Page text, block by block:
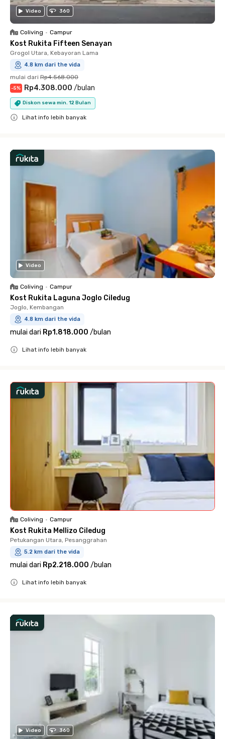
Video 360
Coliving • Campur
Kost Rukita Fifteen Senayan
Grogol Utara, Kebayoran Lama
4.8 km dari the vida
mulai dari Rp4.568.000
-5% Rp4.308.000 /bulan
Diskon sewa min. 12 Bulan
Lihat info lebih banyak
Video
Coliving • Campur
Kost Rukita Laguna Joglo Ciledug
Joglo, Kembangan
4.8 km dari the vida
mulai dari Rp1.818.000 /bulan
Lihat info lebih banyak
Coliving • Campur
Kost Rukita Mellizo Ciledug
Petukangan Utara, Pesanggrahan
5.2 km dari the vida
mulai dari Rp2.218.000 /bulan
Lihat info lebih banyak
Video 360